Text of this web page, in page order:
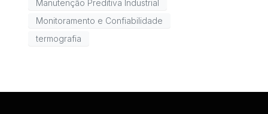
Manutenção Preditiva Industrial
Monitoramento e Confiabilidade
termografia